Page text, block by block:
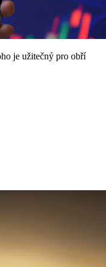
je užitečný pro obří